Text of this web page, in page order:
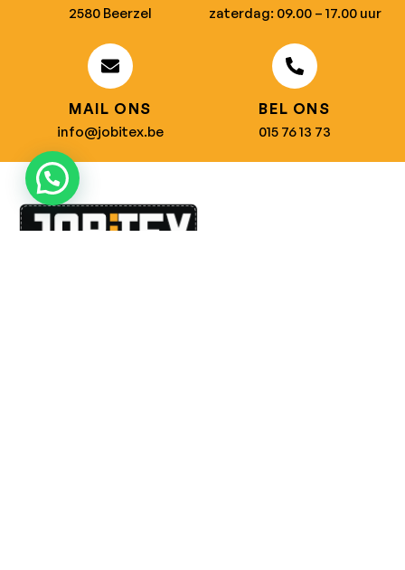
2580 Beerzel
zaterdag: 09.00 – 17.00 uur
MAIL ONS
info@jobitex.be
BEL ONS
015 76 13 73